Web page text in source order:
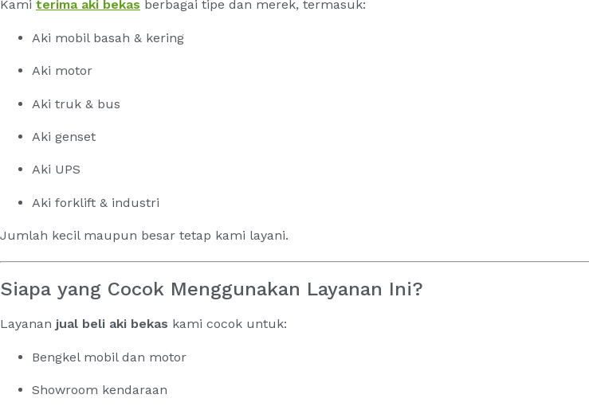
Kami terima aki bekas berbagai tipe dan merek, termasuk:
Aki mobil basah & kering
Aki motor
Aki truk & bus
Aki genset
Aki UPS
Aki forklift & industri
Jumlah kecil maupun besar tetap kami layani.
Siapa yang Cocok Menggunakan Layanan Ini?
Layanan jual beli aki bekas kami cocok untuk:
Bengkel mobil dan motor
Showroom kendaraan